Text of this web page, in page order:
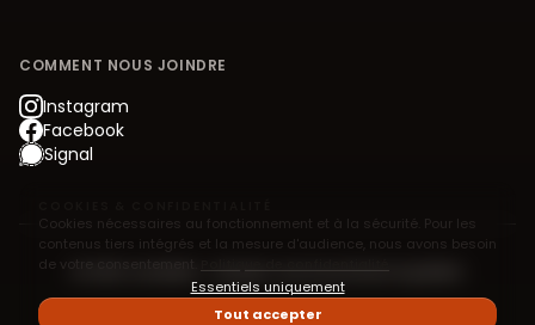
COMMENT NOUS JOINDRE
Instagram
Facebook
Signal
© 2026 Jive.Berlin – Modern Jive Social Dancing Berlin
Cookies nécessaires au fonctionnement et à la sécurité. Pour les
contenus tiers intégrés et la mesure d'audience, nous avons besoin
de votre consentement.
Essentiels uniquement
Tout accepter